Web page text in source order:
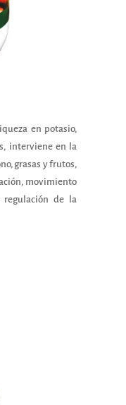
en potasio,
interviene en la
grasas y frutos,
movimiento
de la